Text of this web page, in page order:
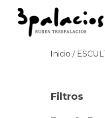
Inicio /
Filtros